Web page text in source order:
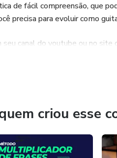
de fácil compreensão, que
precisa para evoluir como
seu canal do youtube ou no
criou esse